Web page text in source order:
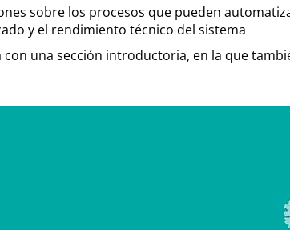
sobre los procesos que pueden
y el rendimiento técnico del sistema
con una sección introductoria, en la que